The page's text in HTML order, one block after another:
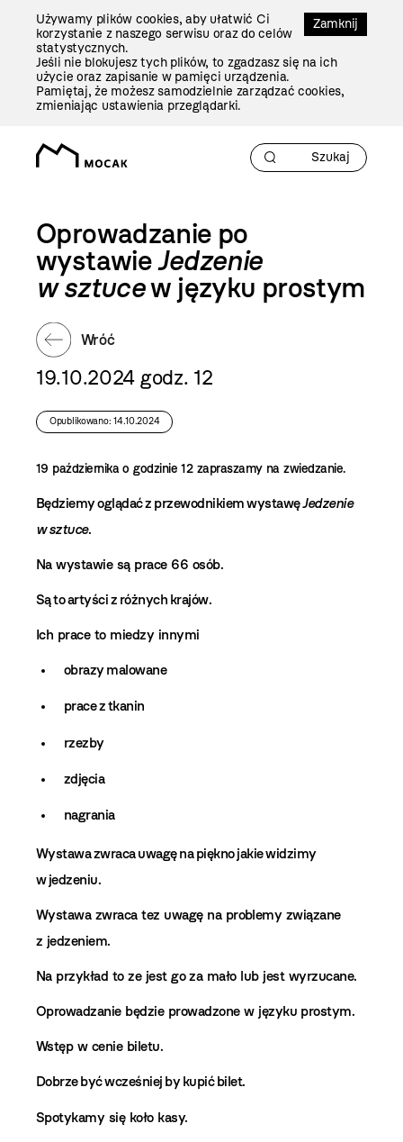
Zamknij
Używamy plików cookies, aby ułatwić Ci
korzystanie z naszego serwisu oraz do celów
statystycznych.
Jeśli nie blokujesz tych plików, to zgadzasz się na ich
użycie oraz zapisanie w pamięci urządzenia.
Pamiętaj, że możesz samodzielnie zarządzać cookies,
zmieniając ustawienia przeglądarki.
Oprowadzanie po
wystawieJedzenie
w sztucew języku prostym
Wróć
19.10.2024 godz. 12
Opublikowano: 14.10.2024
19 października o godzinie 12 zapraszamy na zwiedzanie.
Będziemy oglądać z przewodnikiem wystawęJedzenie
w sztuce.
Na wystawie są prace 66 osób.
Są to artyści z różnych krajów.
Ich prace to miedzy innymi
obrazy malowane
prace z tkanin
rzezby
zdjęcia
nagrania
Wystawa zwraca uwagę na piękno jakie widzimy
w jedzeniu.
Wystawa zwraca tez uwagę na problemy związane
z jedzeniem.
Na przykład to ze jest go za mało lub jest wyrzucane.
Oprowadzanie będzie prowadzone w języku prostym.
Wstęp w cenie biletu.
Dobrze być wcześniej by kupić bilet.
Spotykamy się koło kasy.